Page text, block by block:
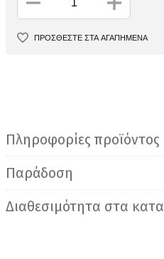
ΠΡΟΣΘΕΣΤΕ ΣΤΑ ΑΓΑΠΗΜΕΝΑ
Πληροφορίες προϊόντος
Παράδοση
Διαθεσιμότητα στα